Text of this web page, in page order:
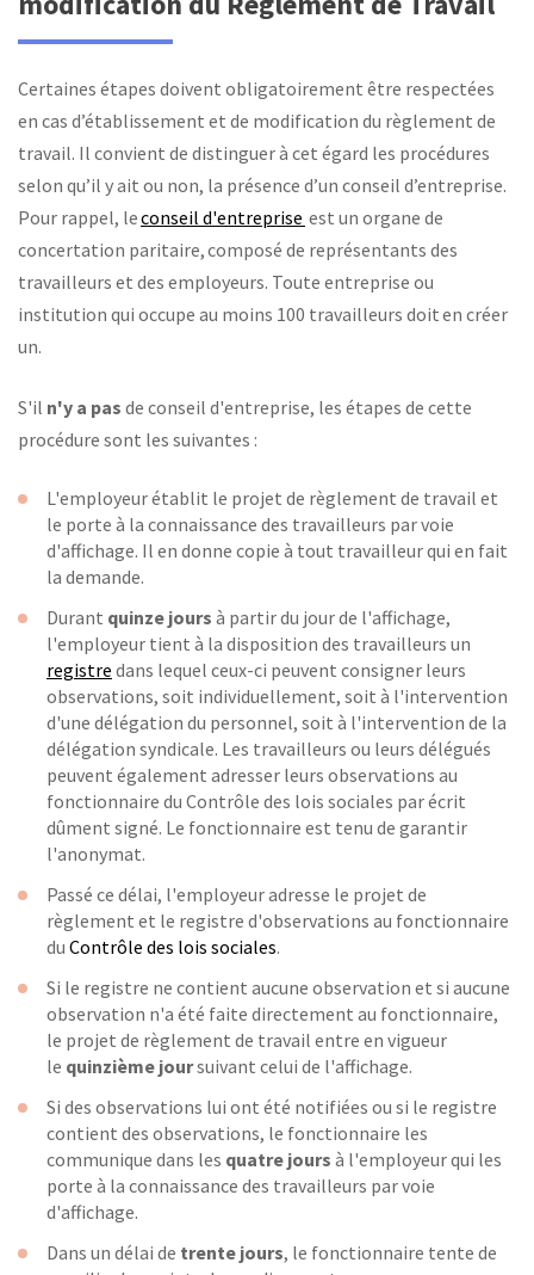
Certaines étapes doivent obligatoirement être respectées
en cas d’établissement et de modification du règlement de
travail. Il convient de distinguer à cet égard les procédures
selon qu’il y ait ou non, la présence d’un conseil d’entreprise.
Pour rappel, leconseil d'entreprise est un organe de
concertation paritaire, composé de représentants des
travailleurs et des employeurs. Toute entreprise ou
institution qui occupe au moins 100 travailleurs doit en créer
un.
S'il n'y a pas de conseil d'entreprise, les étapes de cette
procédure sont les suivantes :
L'employeur établit le projet de règlement de travail et
le porte à la connaissance des travailleurs par voie
d'affichage. Il en donne copie à tout travailleur qui en fait
la demande.
Durant quinze jours à partir du jour de l'affichage,
l'employeur tient à la disposition des travailleurs un
registre dans lequel ceux-ci peuvent consigner leurs
observations, soit individuellement, soit à l'intervention
d'une délégation du personnel, soit à l'intervention de la
délégation syndicale. Les travailleurs ou leurs délégués
peuvent également adresser leurs observations au
fonctionnaire du Contrôle des lois sociales par écrit
dûment signé. Le fonctionnaire est tenu de garantir
l'anonymat.
Passé ce délai, l'employeur adresse le projet de
règlement et le registre d'observations au fonctionnaire
du Contrôle des lois sociales.
Si le registre ne contient aucune observation et si aucune
observation n'a été faite directement au fonctionnaire,
le projet de règlement de travail entre en vigueur
le quinzième joursuivant celui de l'affichage.
Si des observations lui ont été notifiées ou si le registre
contient des observations, le fonctionnaire les
communique dans les quatre jours à l'employeur qui les
porte à la connaissance des travailleurs par voie
d'affichage.
Dans un délai de trente jours, le fonctionnaire tente de